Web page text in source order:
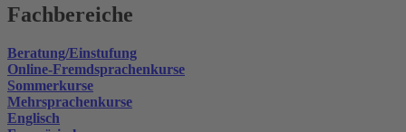
Fachbereiche
Beratung/Einstufung
Online-Fremdsprachenkurse
Sommerkurse
Mehrsprachenkurse
Englisch